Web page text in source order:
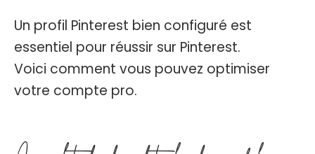
Un profil Pinterest bien configuré est
essentiel pour réussir sur Pinterest.
Voici comment vous pouvez optimiser
votre compte pro.